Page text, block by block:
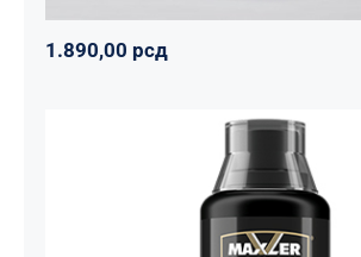
1.890,00 рсд